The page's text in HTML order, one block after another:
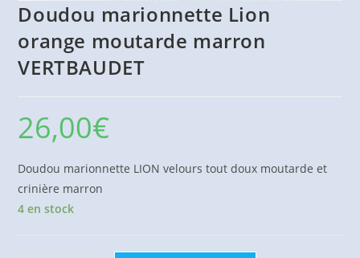
Doudou marionnette Lion
orange moutarde marron
VERTBAUDET
26,00€
Doudou marionnette LION velours tout doux moutarde et
crinière marron
4 en stock